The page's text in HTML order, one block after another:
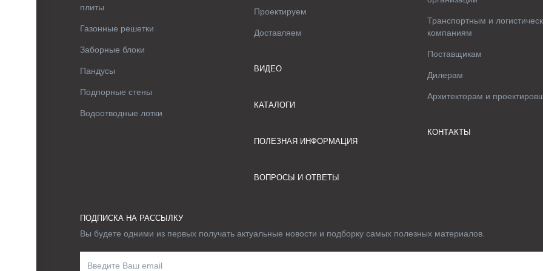
плиты
Газонные решетки
Заборные блоки
Пандусы
Подпорные стены
Водоотводные лотки
Проектируем
Доставляем
ВИДЕО
КАТАЛОГИ
ПОЛЕЗНАЯ ИНФОРМАЦИЯ
ВОПРОСЫ И ОТВЕТЫ
Транспортным и
компаниям
Поставщикам
Дилерам
Архитекторам и
КОНТАКТЫ
ПОДПИСКА НА РАССЫЛКУ
Вы будете одними из первых получать актуальные новости и подборку самых полезных материалов.